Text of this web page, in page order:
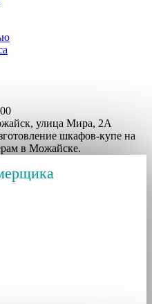
улица Мира, 2А
шкафов-купе на
в Можайске.